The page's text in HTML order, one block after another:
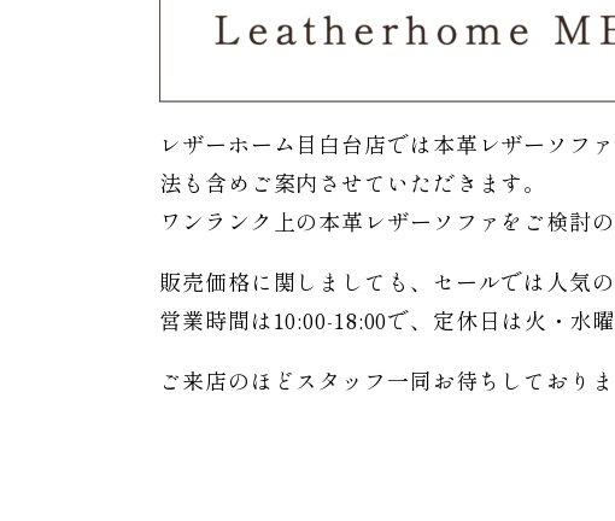
レザーホーム目白台店では本革レザーソフ
法も含めご案内させていただきます。
ワンランク上の本革レザーソファをご検討
販売価格に関しましても、セールでは人気
営業時間は10:00-18:00で、定休日は火・水曜
ご来店のほどスタッフ一同お待ちしておりま